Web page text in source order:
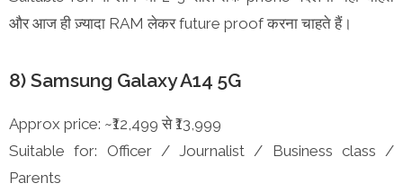
और आज ही ज़्यादा RAM लेकर future proof करना चाहते हैं।
8) Samsung Galaxy A14 5G
Approx price: ~₹12,499 से ₹13,999
Suitable for: Officer / Journalist / Business class /
Parents